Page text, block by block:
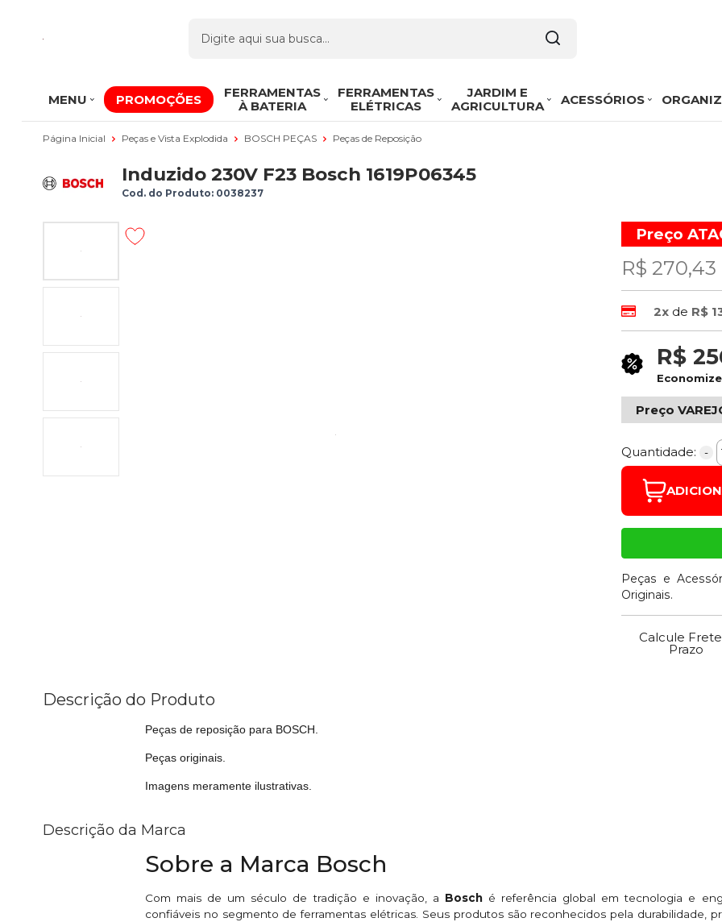
MENU PROMOÇÕES
FERRAMENTAS
À BATERIA
FERRAMENTAS
ELÉTRICAS
JARDIM E
AGRICULTURA
ACESSÓRIOS
Página Inicial Peças e Vista Explodida BOSCH PEÇAS Peças de Reposição
Induzido 230V F23 Bosch 1619P06345
Cod. do Produto: 0038237
Preço
R$ 270,43
2x de R$
R$
Economize
Preço
Quantidade: -
Peças e
Originais.
Calcule
Prazo
Descrição do Produto
Peças de reposição para BOSCH.
Peças originais.
Imagens meramente ilustrativas.
Descrição da Marca
Sobre a Marca Bosch
Com mais de um século de tradição e inovação, a Bosché referência global em tecnologia e
confiáveis no segmento de ferramentas elétricas. Seus produtos são reconhecidos pela durabilidade,